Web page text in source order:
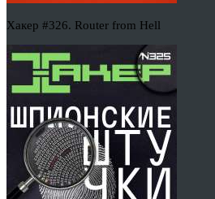
Хакер #326. Router from Hell